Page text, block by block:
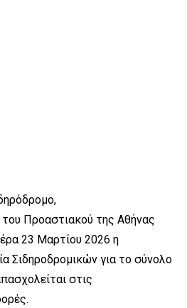
Προαστιακού της Αθήνας
23 Μαρτίου 2026 η
Σιδηροδρομικών για το σύνολο
στις